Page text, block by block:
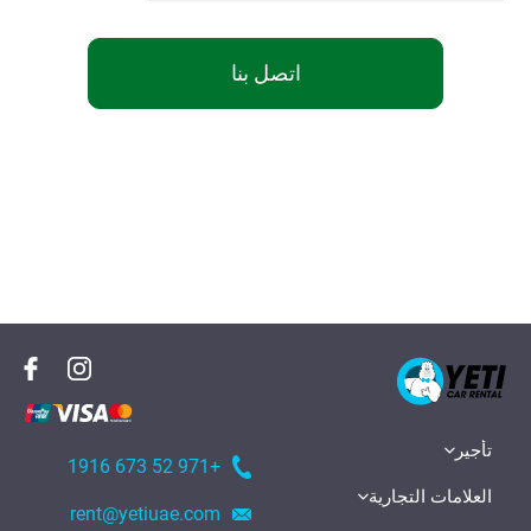
اتصل بنا
تأجير
العلامات التجارية
+971 52 673 1916
rent@yetiuae.com